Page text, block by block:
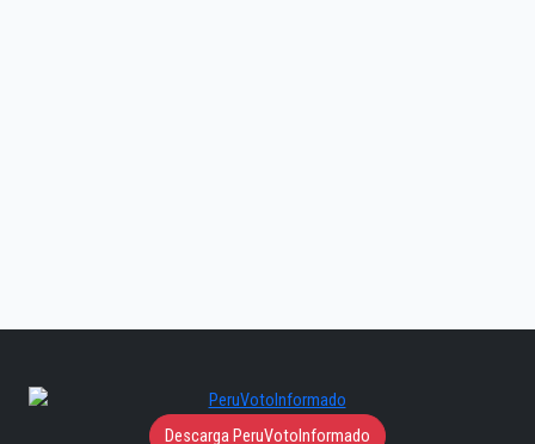
Descarga PeruVotoInformado